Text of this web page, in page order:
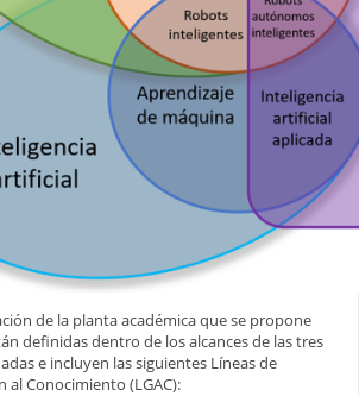
de la planta académica que se propone
definidas dentro de los alcances de las tres
e incluyen las siguientes Líneas de
al Conocimiento (LGAC):